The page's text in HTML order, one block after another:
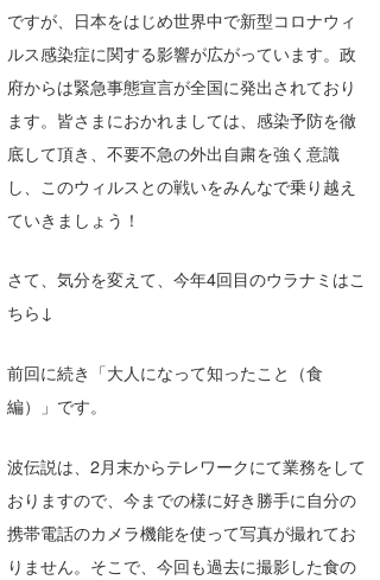
ですが、日本をはじめ世界中で新型コロナウィ
ルス感染症に関する影響が広がっています。政
府からは緊急事態宣言が全国に発出されており
ます。皆さまにおかれましては、感染予防を徹
底して頂き、不要不急の外出自粛を強く意識
し、このウィルスとの戦いをみんなで乗り越え
ていきましょう！
さて、気分を変えて、今年4回目のウラナミはこ
ちら↓
前回に続き「大人になって知ったこと（食
編）」です。
波伝説は、2月末からテレワークにて業務をして
おりますので、今までの様に好き勝手に自分の
携帯電話のカメラ機能を使って写真が撮れてお
りません。そこで、今回も過去に撮影した食の
arukasvision
DELTA FORCE SURF
CBA Films
熊谷素子
嵯峨明日香
進士剛光
田原啓江
植村未来
NOBUFUKU
大野”MAR”修聖
+☆maki☆+
Aichan
chan-U
ECE
G◎Da
H
KOBU
KY
MIN
OYZ